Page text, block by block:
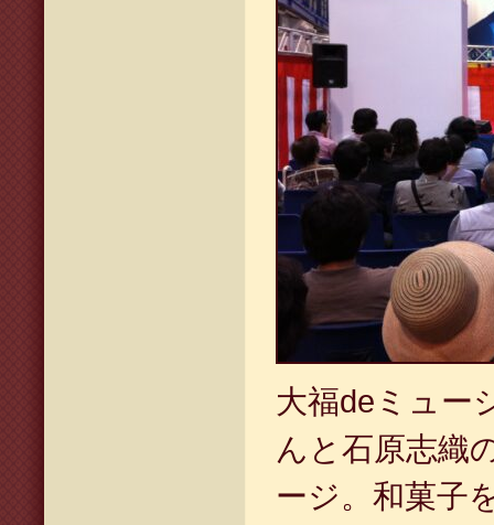
大福deミュー
んと石原志織
ージ。和菓子